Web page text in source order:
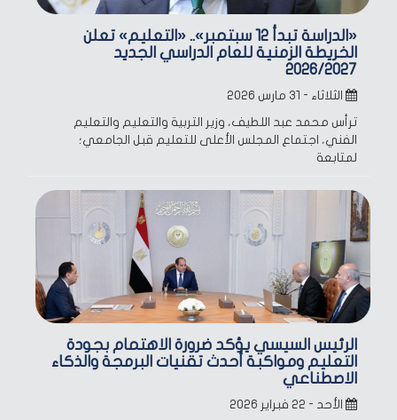
«الدراسة تبدأ 12 سبتمبر».. «التعليم» تعلن
الخريطة الزمنية للعام الدراسي الجديد
2026/2027
الثلاثاء - ٣١ مارس ٢٠٢٦
ترأس محمد عبد اللطيف، وزير التربية والتعليم والتعليم
الفني، اجتماع المجلس الأعلى للتعليم قبل الجامعي؛
لمتابعة
الرئيس السيسي يؤكد ضرورة الاهتمام بجودة
التعليم ومواكبة أحدث تقنيات البرمجة والذكاء
الاصطناعي
الأحد - ٢٢ فبراير ٢٠٢٦